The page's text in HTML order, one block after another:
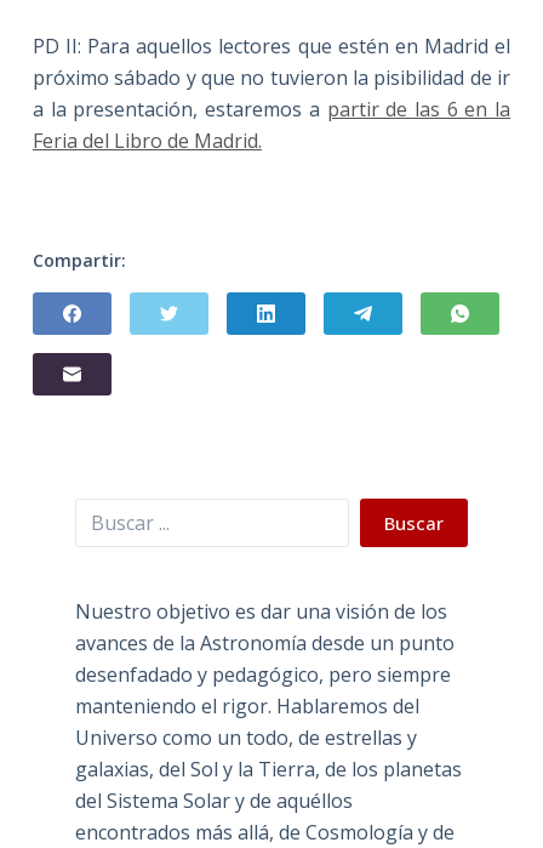
PD II: Para aquellos lectores que estén en Madrid el
próximo sábado y que no tuvieron la pisibilidad de ir
a la presentación, estaremos a partir de las 6 en la
Feria del Libro de Madrid.
Compartir:
Buscar Buscar
Nuestro objetivo es dar una visión de los
avances de la Astronomía desde un punto
desenfadado y pedagógico, pero siempre
manteniendo el rigor. Hablaremos del
Universo como un todo, de estrellas y
galaxias, del Sol y la Tierra, de los planetas
del Sistema Solar y de aquéllos
encontrados más allá, de Cosmología y de